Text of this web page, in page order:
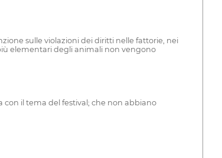
sulle violazioni dei diritti nelle fattorie, nei
elementari degli animali non vengono
il tema del festival; che non abbiano